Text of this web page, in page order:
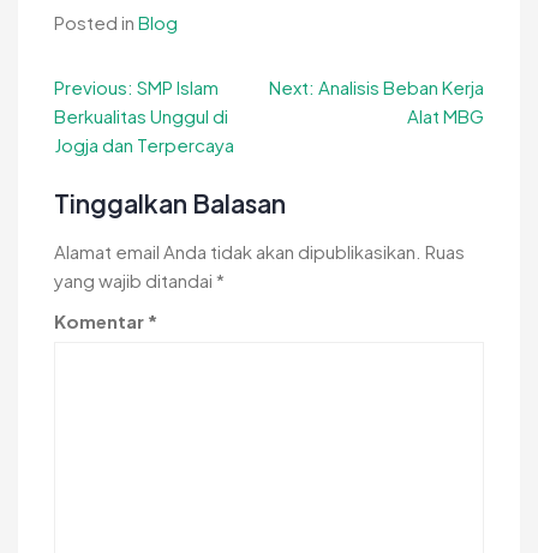
Posted in Blog
Navigasi
pos
Previous: SMP Islam
Berkualitas Unggul di
Jogja dan Terpercaya
Next: Analisis Beban Kerja
Alat MBG
Tinggalkan Balasan
Alamat email Anda tidak akan dipublikasikan. Ruas
yang wajib ditandai *
Komentar *